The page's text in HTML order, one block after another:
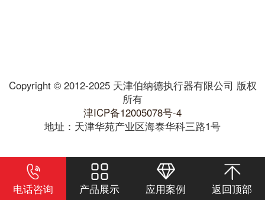
Copyright © 2012-2025 天津伯纳德执行器有限公司 版权
所有
津ICP备12005078号-4
地址：天津华苑产业区海泰华科三路1号
电话咨询 产品展示 应用案例 返回顶部